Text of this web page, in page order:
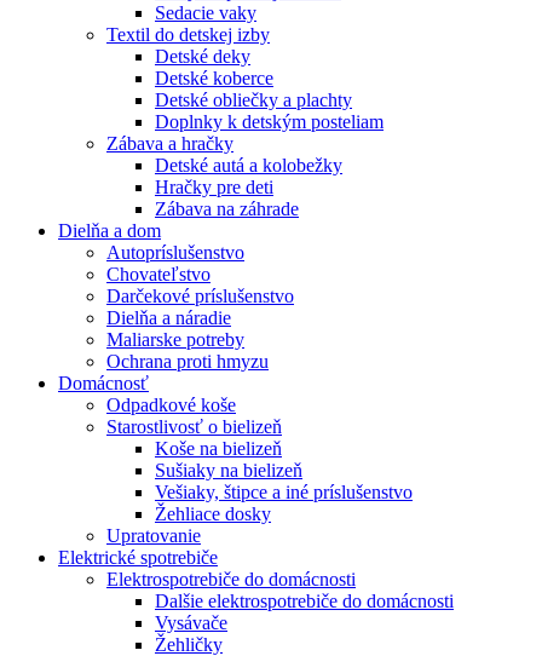
Sedacie vaky
Textil do detskej izby
Detské deky
Detské koberce
Detské obliečky a plachty
Doplnky k detským posteliam
Zábava a hračky
Detské autá a kolobežky
Hračky pre deti
Zábava na záhrade
Dielňa a dom
Autopríslušenstvo
Chovateľstvo
Darčekové príslušenstvo
Dielňa a náradie
Maliarske potreby
Ochrana proti hmyzu
Domácnosť
Odpadkové koše
Starostlivosť o bielizeň
Koše na bielizeň
Sušiaky na bielizeň
Vešiaky, štipce a iné príslušenstvo
Žehliace dosky
Upratovanie
Elektrické spotrebiče
Elektrospotrebiče do domácnosti
Dalšie elektrospotrebiče do domácnosti
Vysávače
Žehličky